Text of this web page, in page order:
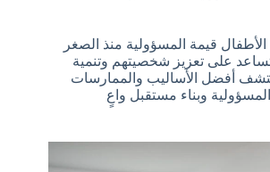
قيمة المسؤولية منذ الصغر
على تعزيز شخصيتهم وتنمية
أفضل الأساليب والممارسات
وبناء مستقبل واعٍ